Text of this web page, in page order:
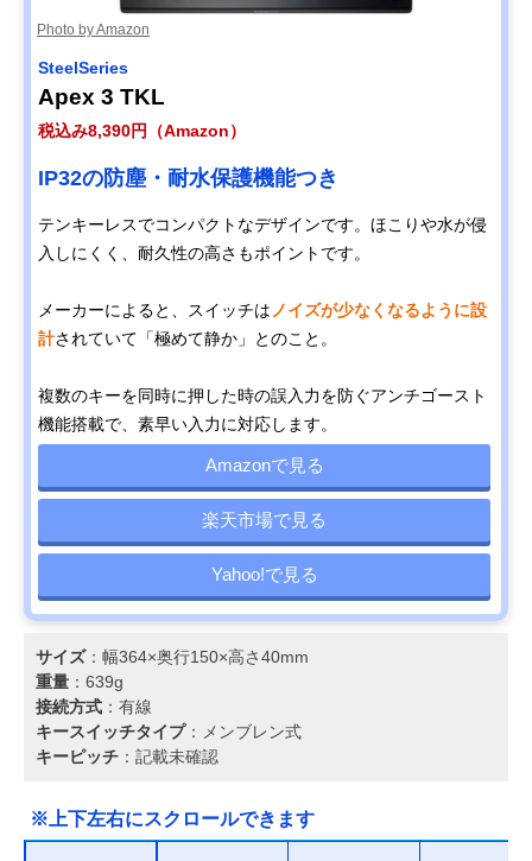
Photo by Amazon
SteelSeries
Apex 3 TKL
税込み8,390円（Amazon）
IP32の防塵・耐水保護機能つき
テンキーレスでコンパクトなデザインです。ほこりや水が侵
入しにくく、耐久性の高さもポイントです。
メーカーによると、スイッチは ノイズが少なくなるように設
計されていて「極めて静か」とのこと。
複数のキーを同時に押した時の誤入力を防ぐアンチゴースト
機能搭載で、素早い入力に対応します。
Amazonで見る
楽天市場で見る
Yahoo!で見る
サイズ：幅364×奥行150×高さ40mm
重量 ：639g
接続方式 ：有線
キースイッチタイプ：メンブレン式
キーピッチ ：記載未確認
※上下左右にスクロールできます